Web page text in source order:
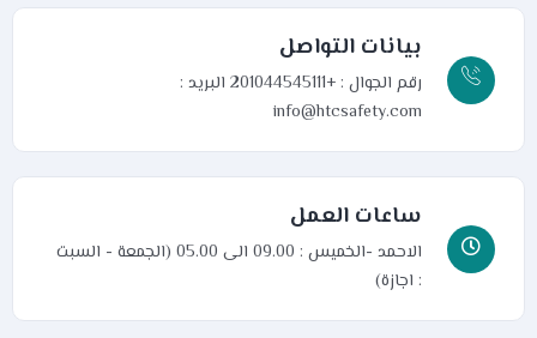
بيانات التواصل
رقم الجوال : +201044545111
البريد :
info@htcsafety.com
ساعات العمل
الاحمد -الخميس : 09.00 الى 05.00 (الجمعة - السبت
: اجازة)